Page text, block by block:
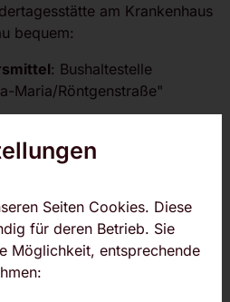
am Krankenhaus
bequem:
: Bushaltestelle
Maria/Röntgenstraße"
Kostenloser Parkplatz direkt am
Maria
Seiten Cookies. Diese
für deren Betrieb. Sie
Möglichkeit, entsprechende